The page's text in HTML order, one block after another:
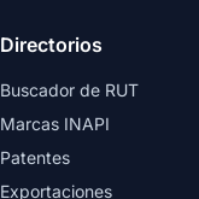
Directorios
Buscador de RUT
Marcas INAPI
Patentes
Exportaciones